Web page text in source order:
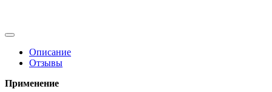
Описание
Отзывы
Применение